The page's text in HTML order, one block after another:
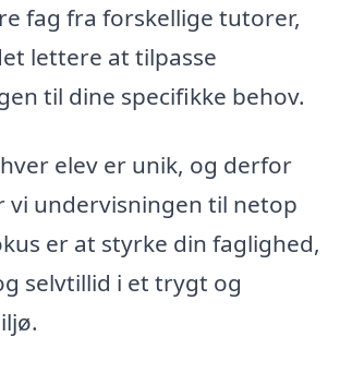
fag fra forskellige tutorer,
lettere at tilpasse
til dine specifikke behov.
elev er unik, og derfor
undervisningen til netop
er at styrke din faglighed,
selvtillid i et trygt og